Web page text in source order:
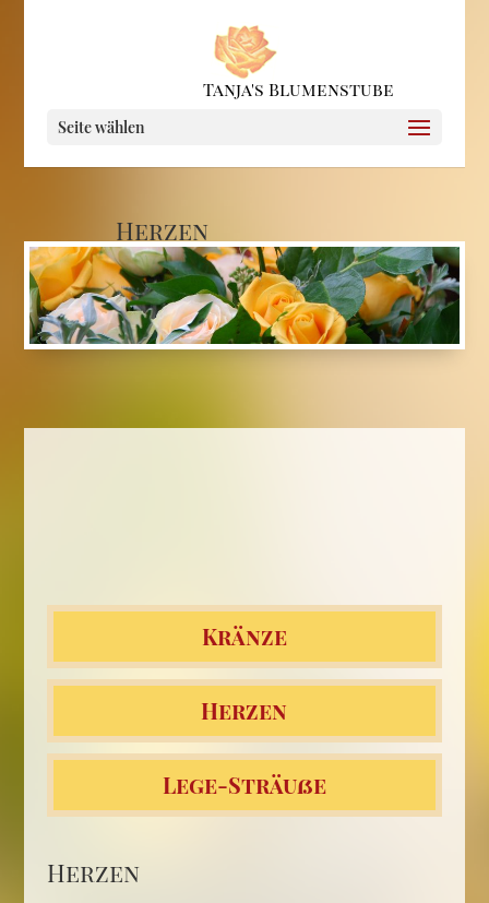
Seite wählen
Herzen
Kränze
Herzen
Lege-Sträuße
Herzen